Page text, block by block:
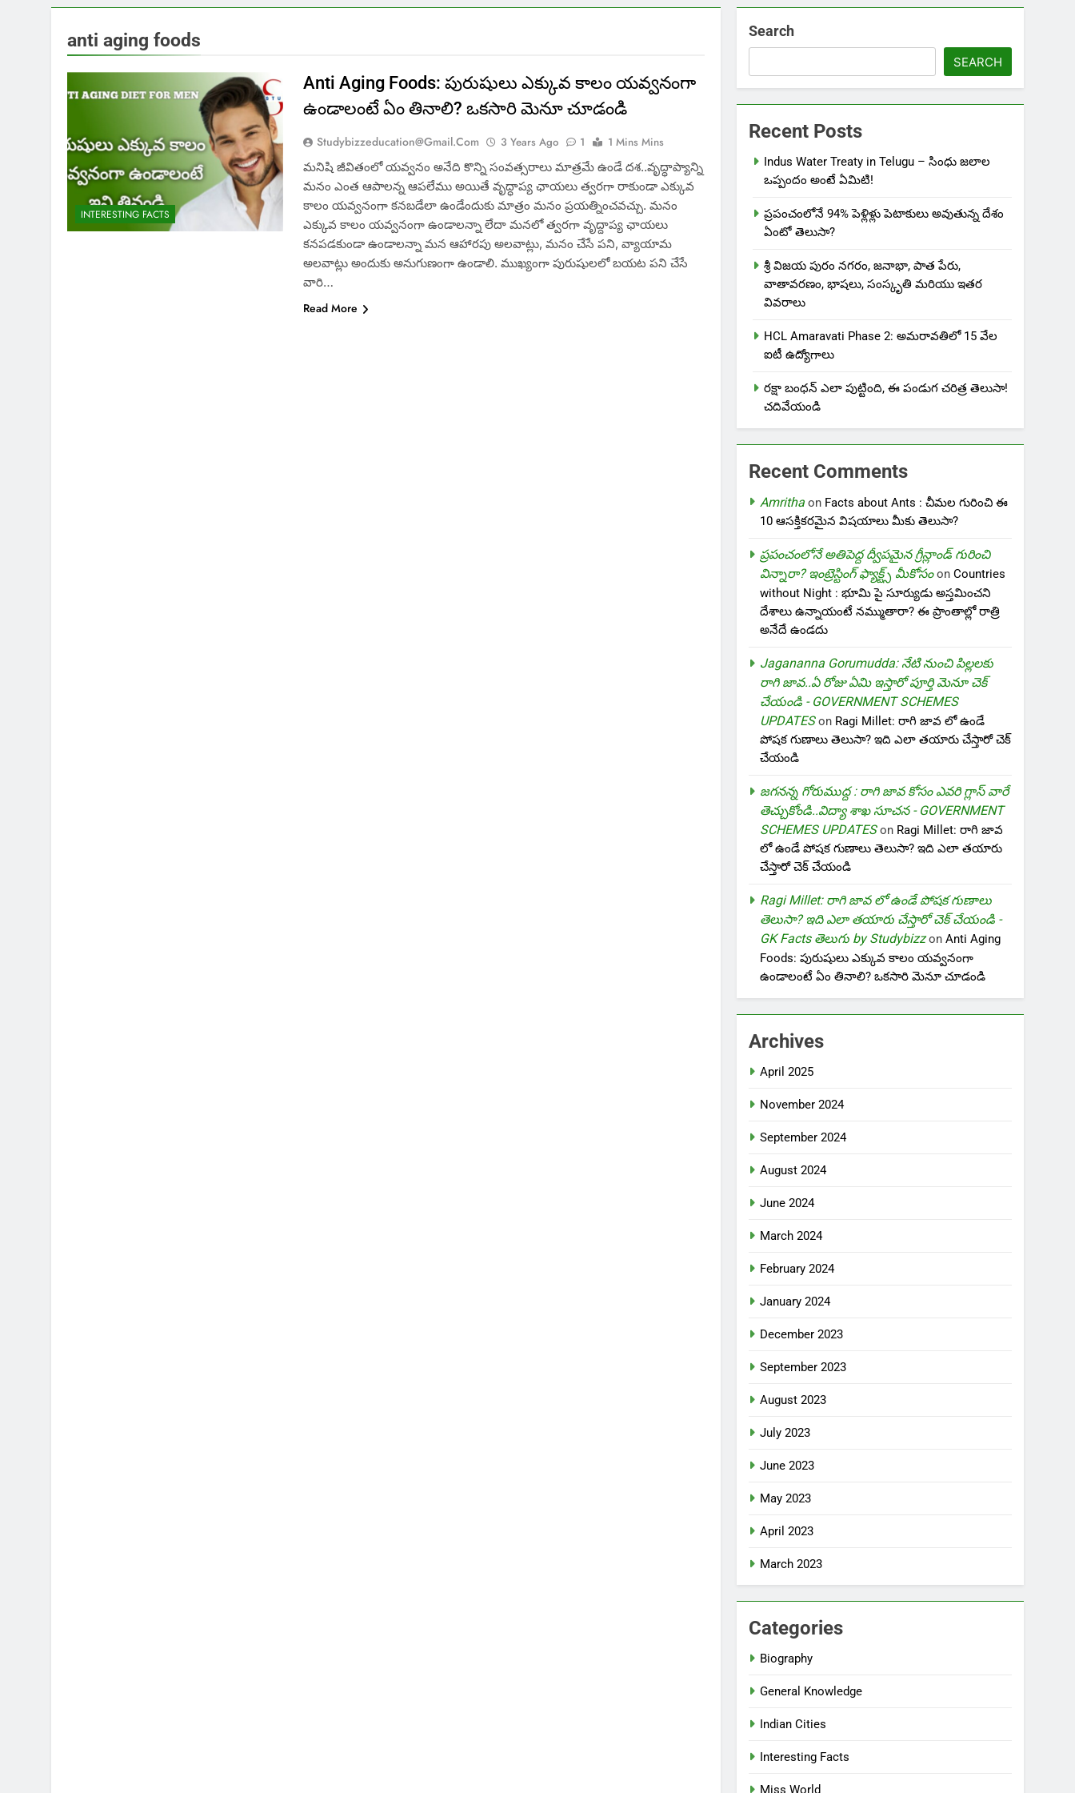
anti aging foods
INTERESTING FACTS
Anti Aging Foods: పురుషులు ఎక్కువ కాలం యవ్వనంగా
ఉండాలంటే ఏం తినాలి? ఒకసారి మెనూ చూడండి
Studybizzeducation@gmail.com 3 Years Ago 1
1 Mins Mins
మనిషి జీవితంలో యవ్వనం అనేది కొన్ని సంవత్సరాలు మాత్రమే ఉండే దశ..వృద్ధాప్యాన్ని
మనం ఎంత ఆపాలన్న ఆపలేము అయితే వృద్ధాప్య ఛాయలు త్వరగా రాకుండా ఎక్కువ
కాలం యవ్వనంగా కనబడేలా ఉండేందుకు మాత్రం మనం ప్రయత్నించవచ్చు. మనం
ఎక్కువ కాలం యవ్వనంగా ఉండాలన్నా లేదా మనలో త్వరగా వృద్దాప్య ఛాయలు
కనపడకుండా ఉండాలన్నా మన ఆహారపు అలవాట్లు, మనం చేసే పని, వ్యాయామ
అలవాట్లు అందుకు అనుగుణంగా ఉండాలి. ముఖ్యంగా పురుషులలో బయట పని చేసే
వారి…
Read More
Search
SEARCH
Recent Posts
Indus Water Treaty in Telugu – సింధు జలాల
ఒప్పందం అంటే ఏమిటి!
ప్రపంచంలోనే 94% పెళ్లిళ్లు పెటాకులు అవుతున్న దేశం
ఏంటో తెలుసా?
శ్రీ విజయ పురం నగరం, జనాభా, పాత పేరు,
వాతావరణం, భాషలు, సంస్కృతి మరియు ఇతర
వివరాలు
HCL Amaravati Phase 2: అమరావతిలో 15 వేల
ఐటీ ఉద్యోగాలు
రక్షా బంధన్ ఎలా పుట్టింది, ఈ పండుగ చరిత్ర తెలుసా!
చదివేయండి
Recent Comments
Amritha on Facts about Ants : చీమల గురించి ఈ
10 ఆసక్తికరమైన విషయాలు మీకు తెలుసా?
ప్రపంచంలోనే అతిపెద్ద ద్వీపమైన గ్రీన్లాండ్ గురించి
విన్నారా? ఇంట్రెస్టింగ్ ఫ్యాక్ట్స్ మీకోసంonCountries
without Night : భూమి పై సూర్యుడు అస్తమించని
దేశాలు ఉన్నాయంటే నమ్ముతారా? ఈ ప్రాంతాల్లో రాత్రి
అనేదే ఉండదు
Jagananna Gorumudda: నేటి నుంచి పిల్లలకు
రాగి జావ..ఏ రోజు ఏమి ఇస్తారో పూర్తి మెనూ చెక్
చేయండి - GOVERNMENT SCHEMES
UPDATESon Ragi Millet: రాగి జావ లో ఉండే
పోషక గుణాలు తెలుసా? ఇది ఎలా తయారు చేస్తారో చెక్
చేయండి
జగనన్న గోరుముద్ద : రాగి జావ కోసం ఎవరి గ్లాస్ వారే
తెచ్చుకోండి..విద్యా శాఖ సూచన - GOVERNMENT
SCHEMES UPDATESon Ragi Millet: రాగి జావ
లో ఉండే పోషక గుణాలు తెలుసా? ఇది ఎలా తయారు
చేస్తారో చెక్ చేయండి
Ragi Millet: రాగి జావ లో ఉండే పోషక గుణాలు
తెలుసా? ఇది ఎలా తయారు చేస్తారో చెక్ చేయండి -
GK Facts తెలుగు by StudybizzonAnti Aging
Foods: పురుషులు ఎక్కువ కాలం యవ్వనంగా
ఉండాలంటే ఏం తినాలి? ఒకసారి మెనూ చూడండి
Archives
April 2025
November 2024
September 2024
August 2024
June 2024
March 2024
February 2024
January 2024
December 2023
September 2023
August 2023
July 2023
June 2023
May 2023
April 2023
March 2023
Categories
Biography
General Knowledge
Indian Cities
Interesting Facts
Miss World